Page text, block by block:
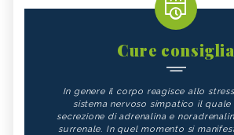
Cure consiglia
In genere il corpo reagisce allo
sistema nervoso simpatico il
secrezione di adrenalina e
surrenale. In quel momento si